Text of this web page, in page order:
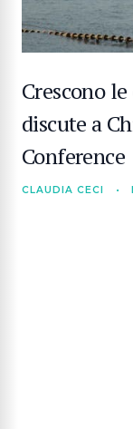
Crescono
discute a
Conference
CLAUDIA CECI •